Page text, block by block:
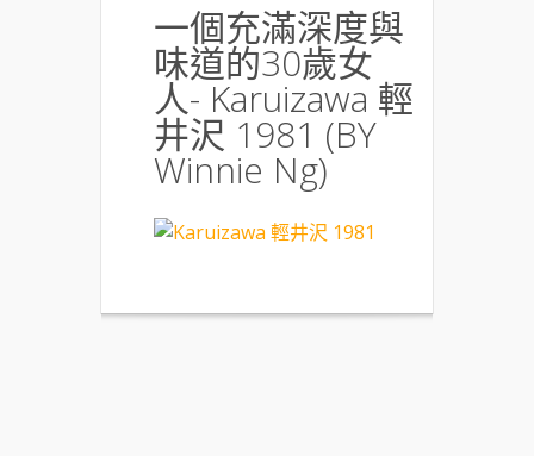
一個充滿深度與
味道的30歲女
人- Karuizawa 輕
井沢 1981 (BY
Winnie Ng)